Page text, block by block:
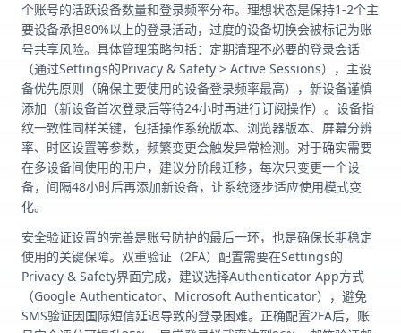
个账号的活跃设备数量和登录频率分布。理想状态是保持1-2个主
要设备承担80%以上的登录活动，过度的设备切换会被标记为账
号共享风险。具体管理策略包括：定期清理不必要的登录会话
（通过Settings的Privacy & Safety > Active Sessions），主设
备优先原则（确保主要使用的设备登录频率最高），新设备谨慎
添加（新设备首次登录后等待24小时再进行订阅操作）。设备指
纹一致性同样关键，包括操作系统版本、浏览器版本、屏幕分辨
率、时区设置等参数，频繁变更会触发异常检测。对于确实需要
在多设备间使用的用户，建议分阶段迁移，每次只变更一个设
备，间隔48小时后再添加新设备，让系统逐步适应使用模式变
化。
安全验证设置的完善是账号防护的最后一环，也是确保长期稳定
使用的关键保障。双重验证（2FA）配置需要在Settings的
Privacy & Safety界面完成，建议选择Authenticator App方式
（Google Authenticator、Microsoft Authenticator），避免
SMS验证因国际短信延迟导致的登录困难。正确配置2FA后，账